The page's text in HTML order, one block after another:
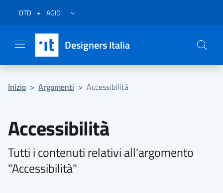
Vai al menu
Vai al contenuto
Questa pagina è stata utile?
Vai al piede
Dichiarazione di accessibilità (link esterno su sito AgID)
DTD + AGID Apri/chiudi menu secondario
Designers Italia
Inizio > Argomenti > Accessibilità
Accessibilità
Tutti i contenuti relativi all'argomento
"Accessibilità"